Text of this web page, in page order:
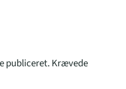
publiceret. Krævede